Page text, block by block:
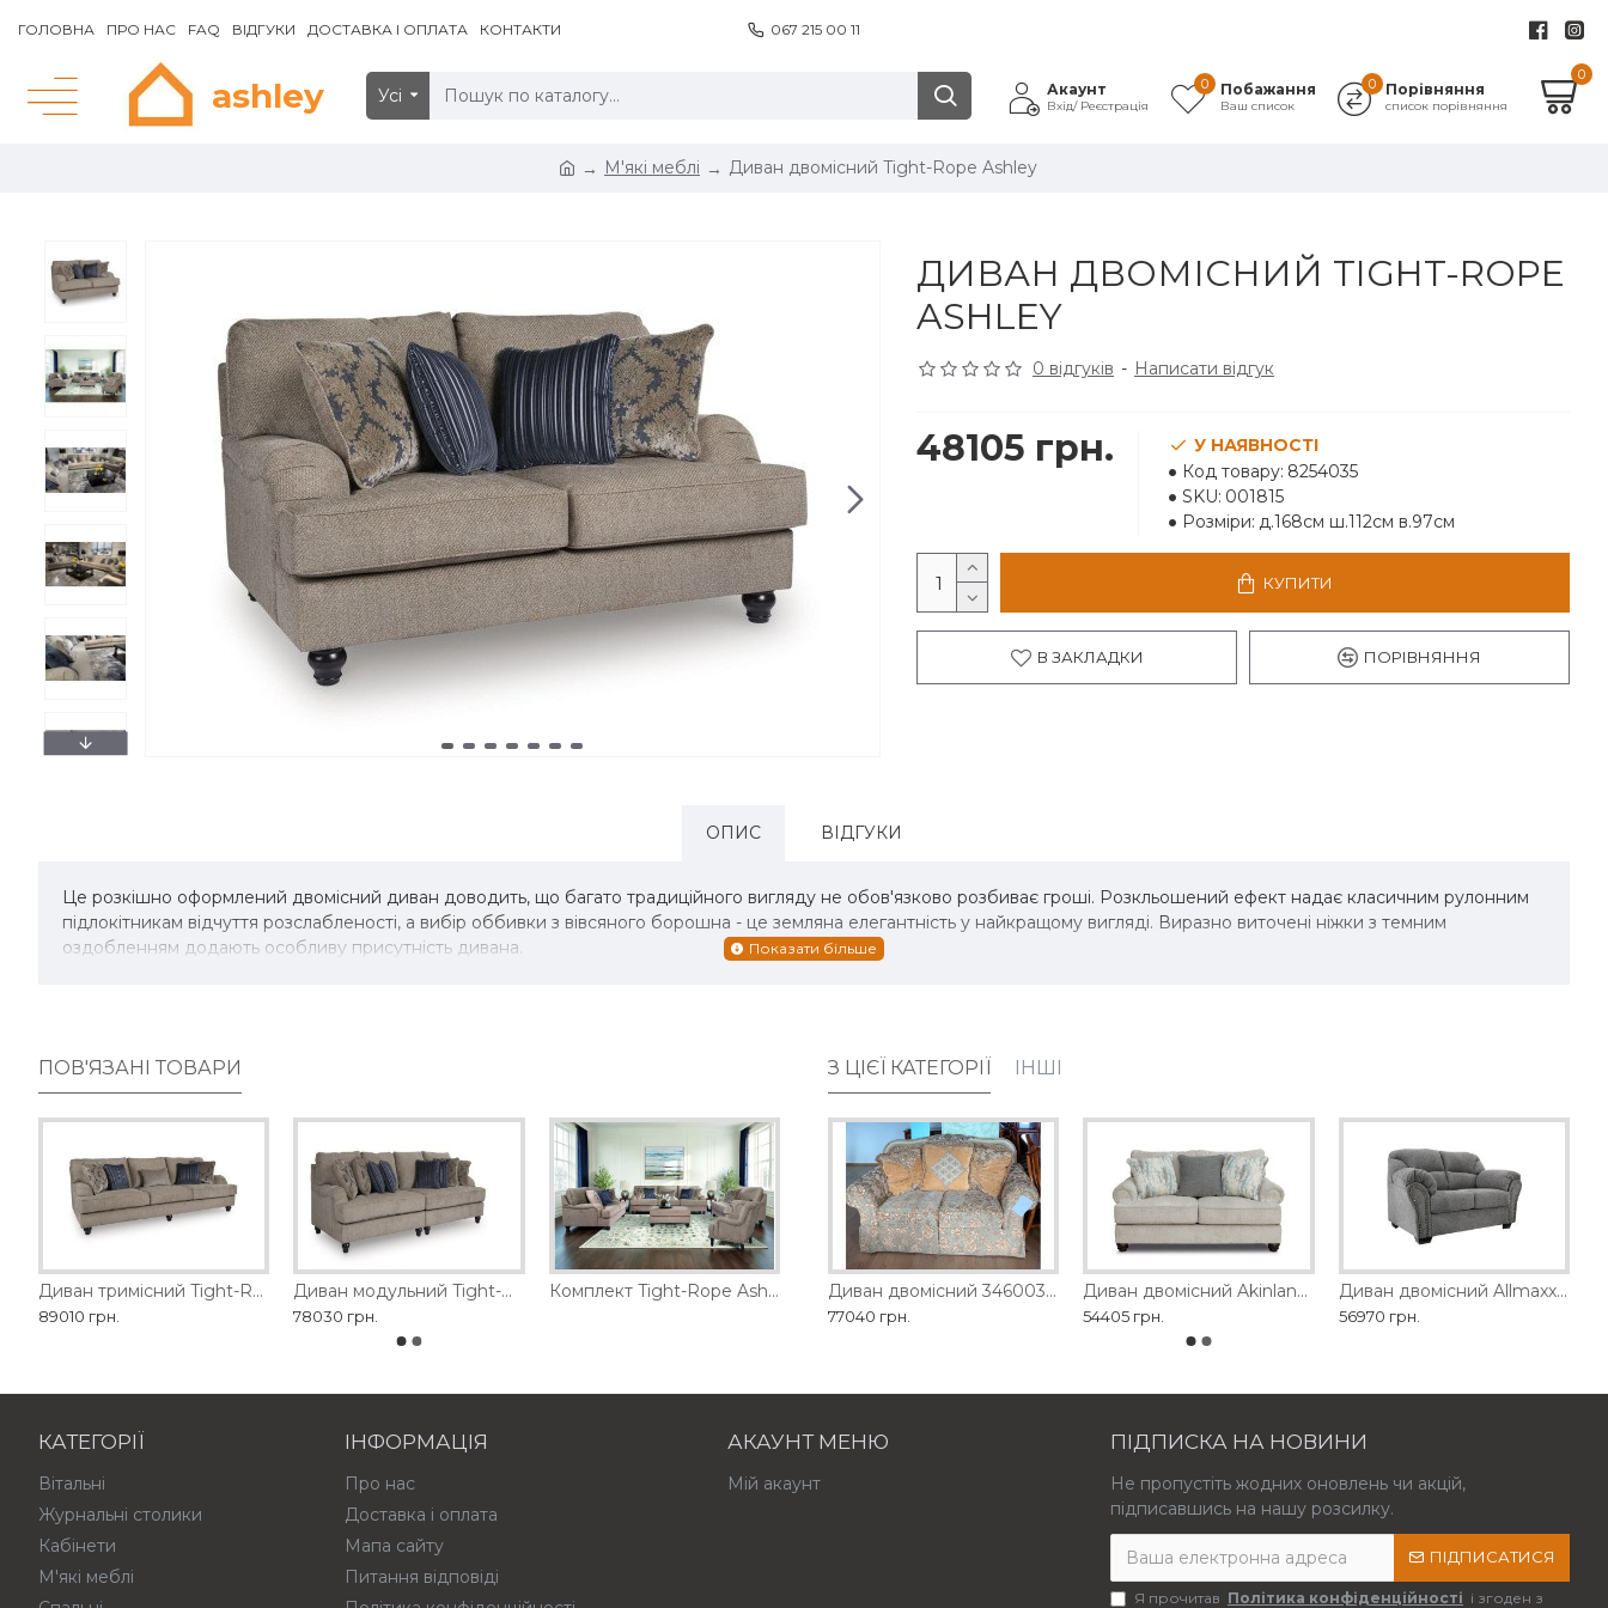
ГОЛОВНА ПРО НАС FAQ ВІДГУКИ ДОСТАВКА І ОПЛАТА КОНТАКТИ 067 215 00 11
ashley Усі Акаунт
Вхід/ Реєстрація
Побажання
Ваш список
0 Порівняння
список порівняння
0
0
М'які меблі Диван двомісний Tight-Rope Ashley
ДИВАН ДВОМІСНИЙ TIGHT-ROPE
ASHLEY
0 відгуків - Написати відгук
48105 грн.
У НАЯВНОСТІ
Код товару: 8254035
SKU: 001815
Розміри: д.168см ш.112см в.97см
КУПИТИ
В ЗАКЛАДКИ ПОРІВНЯННЯ
ОПИС ВІДГУКИ
Це розкішно оформлений двомісний диван доводить, що багато традиційного вигляду не обов'язково розбиває гроші. Розкльошений ефект надає класичним рулонним
підлокітникам відчуття розслабленості, а вибір оббивки з вівсяного борошна - це земляна елегантність у найкращому вигляді. Виразно виточені ніжки з темним
оздобленням додають особливу присутність дивана.
ПОВ'ЯЗАНІ ТОВАРИ
Диван тримісний Tight-Rope Ashley
89010 грн.
Диван модульний Tight-Rope Ashley
78030 грн.
Комплект Tight-Rope Ashley
З ЦІЄЇ КАТЕГОРІЇ ІНШІ
Диван SEDA MOBILARIO
179370 грн.
Диван двомісний 1428-2D
114840 грн.
Диван двомісний 1461-2D Диван двомісний 3460035 Ashley
77040 грн.
Диван двомісний Akinlane Ashley
54405 грн.
Диван двомісний Allmaxx Ashley
56970 грн.
КАТЕГОРІЇ
Вітальні
Журнальні столики
Кабінети
М'які меблі
ІНФОРМАЦІЯ
Про нас
Доставка і оплата
Мапа сайту
Питання відповіді
АКАУНТ МЕНЮ
Мій акаунт
ПІДПИСКА НА НОВИНИ
Не пропустіть жодних оновлень чи акцій,
підписавшись на нашу розсилку.
ПІДПИСАТИСЯ
Я прочитав Політика конфіденційності і згоден з